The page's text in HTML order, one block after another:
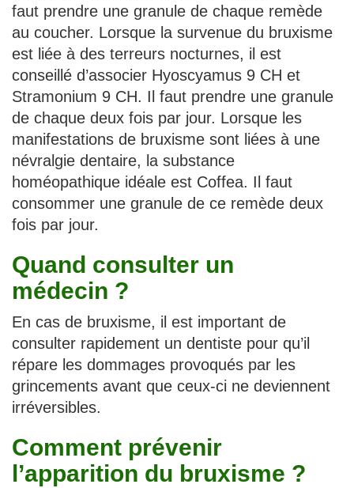
faut prendre une granule de chaque remède
au coucher. Lorsque la survenue du bruxisme
est liée à des terreurs nocturnes, il est
conseillé d’associer Hyoscyamus 9 CH et
Stramonium 9 CH. Il faut prendre une granule
de chaque deux fois par jour. Lorsque les
manifestations de bruxisme sont liées à une
névralgie dentaire, la substance
homéopathique idéale est Coffea. Il faut
consommer une granule de ce remède deux
fois par jour.
Quand consulter un
médecin ?
En cas de bruxisme, il est important de
consulter rapidement un dentiste pour qu’il
répare les dommages provoqués par les
grincements avant que ceux-ci ne deviennent
irréversibles.
Comment prévenir
l’apparition du bruxisme ?